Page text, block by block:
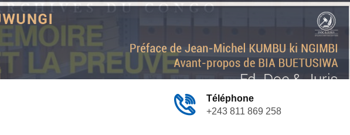
Téléphone
+243 811 869 258